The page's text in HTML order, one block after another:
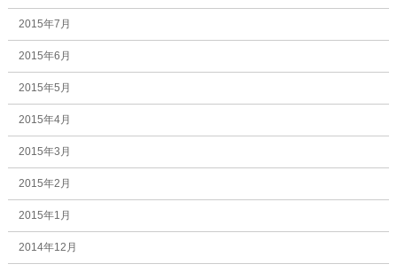
2015年7月
2015年6月
2015年5月
2015年4月
2015年3月
2015年2月
2015年1月
2014年12月